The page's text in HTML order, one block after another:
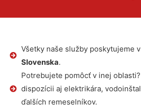
Všetky naše služby poskytujeme
Slovenska.
Potrebujete pomôcť v inej
dispozícii aj elektrikára,
ďalších remeselníkov.